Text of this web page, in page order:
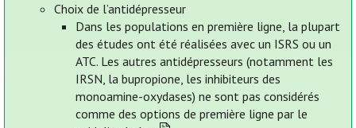
Choix de l’antidépresseur
Dans les populations en première ligne, la plupart
des études ont été réalisées avec un ISRS ou un
ATC. Les autres antidépresseurs (notamment les
IRSN, la bupropione, les inhibiteurs des
monoamine-oxydases) ne sont pas considérés
comme des options de première ligne par le